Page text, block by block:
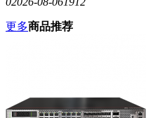
更多商品推荐